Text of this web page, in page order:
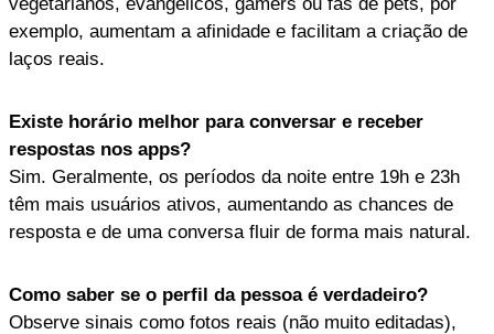
exemplo, aumentam a afinidade e facilitam a criação de
laços reais.
Existe horário melhor para conversar e receber
respostas nos apps?
Sim. Geralmente, os períodos da noite entre 19h e 23h
têm mais usuários ativos, aumentando as chances de
resposta e de uma conversa fluir de forma mais natural.
Como saber se o perfil da pessoa é verdadeiro?
Observe sinais como fotos reais (não muito editadas),